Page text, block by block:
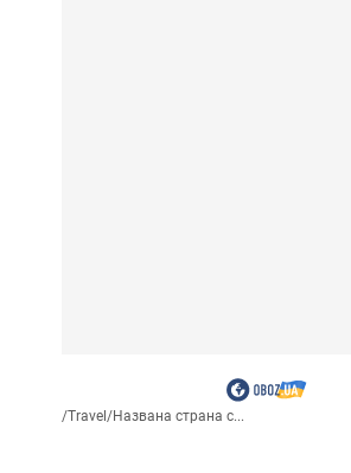
/Travel /Названа страна с...